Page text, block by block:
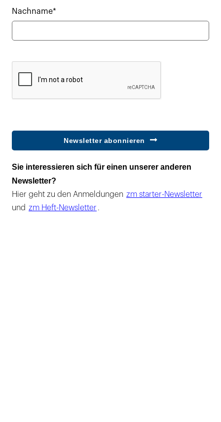
Nachname*
Newsletter abonnieren
Sie interessieren sich für einen unserer anderen
Newsletter?
Hier geht zu den Anmeldungen zm starter-Newsletter
und zm Heft-Newsletter .